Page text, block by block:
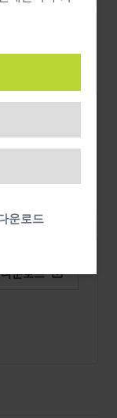
다운로드 
운로드